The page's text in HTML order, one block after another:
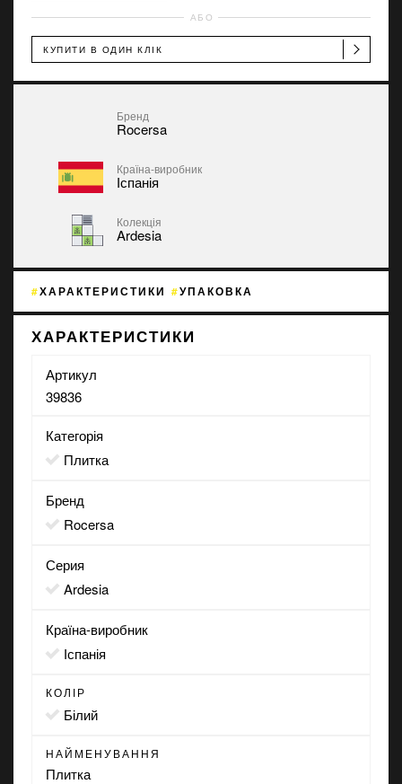
АБО
КУПИТИ В ОДИН КЛІК
Бренд
Rocersa
Країна-виробник
Іспанія
Колекція
Ardesia
ХАРАКТЕРИСТИКИ УПАКОВКА
ХАРАКТЕРИСТИКИ
Артикул
39836
Категорія
Плитка
Бренд
Rocersa
Серия
Ardesia
Країна-виробник
Іспанія
КОЛІР
білий
НАЙМЕНУВАННЯ
Плитка